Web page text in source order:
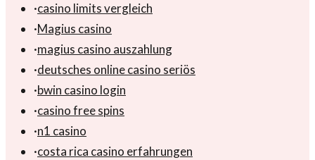
·casino limits vergleich
·Magius casino
·magius casino auszahlung
·deutsches online casino seriös
·bwin casino login
·casino free spins
·n1 casino
·costa rica casino erfahrungen